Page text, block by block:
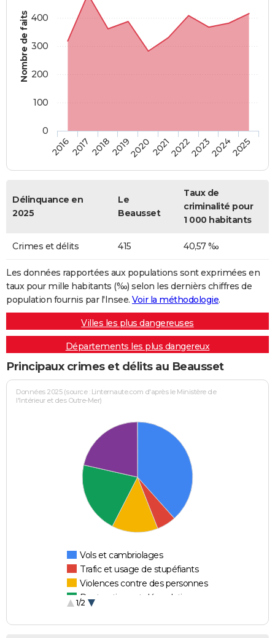
Nombre de faits
2016201720182019202020212022202320242025
0
100
200
300
400
Délinquance en
2025
Le
Beausset
Taux de
criminalité pour
1 000 habitants
Crimes et délits 415 40,57 ‰
Les données rapportées aux populations sont exprimées en
taux pour mille habitants (‰) selon les dernièrs chiffres de
population fournis par l'Insee. Voir la méthodologie.
Villes les plus dangereuses
Départements les plus dangereux
Principaux crimes et délits au Beausset
Données 2025 (source : Linternaute.com d'après le Ministère de
l'Intérieur et des Outre-Mer)
Vols et cambriolages
Trafic et usage de stupéfiants
Violences contre des personnes
Destructions et dégradations
1/2